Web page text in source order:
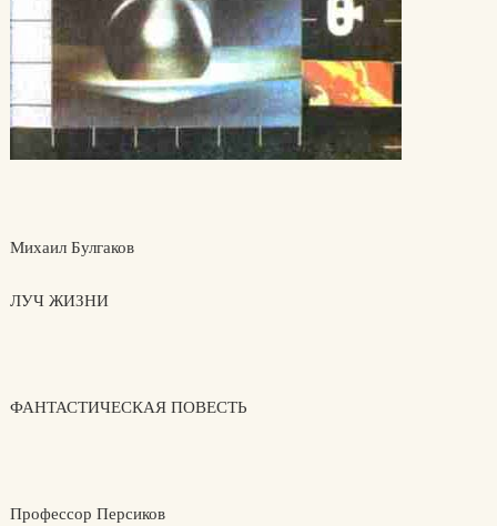
Михаил Булгаков
ЛУЧ ЖИЗНИ
ФАНТАСТИЧЕСКАЯ ПОВЕСТЬ
Профессор Персиков